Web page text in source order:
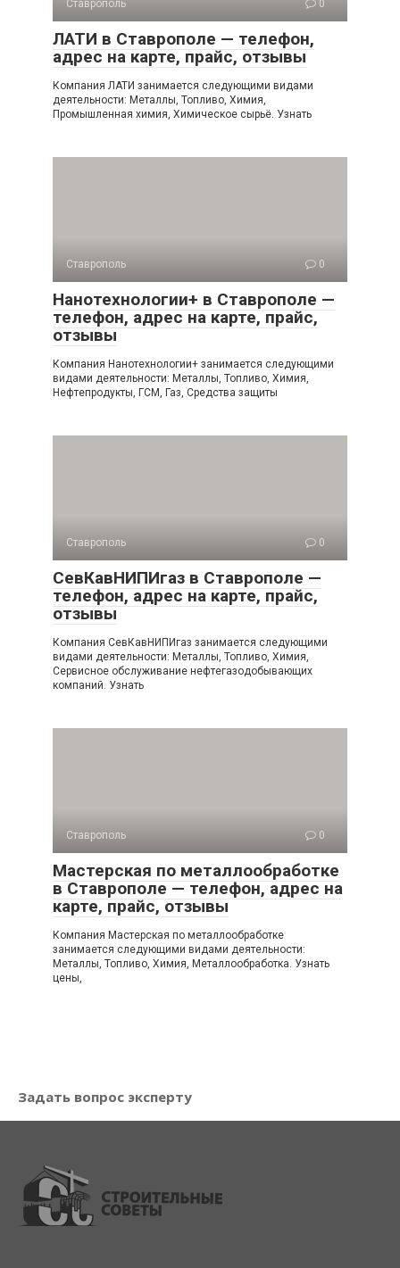
Ставрополь 0
ЛАТИ в Ставрополе — телефон,
адрес на карте, прайс, отзывы
Компания ЛАТИ занимается следующими видами
деятельности: Металлы, Топливо, Химия,
Промышленная химия, Химическое сырьё. Узнать
Ставрополь 0
Нанотехнологии+ в Ставрополе —
телефон, адрес на карте, прайс,
отзывы
Компания Нанотехнологии+ занимается следующими
видами деятельности: Металлы, Топливо, Химия,
Нефтепродукты, ГСМ, Газ, Средства защиты
Ставрополь 0
СевКавНИПИгаз в Ставрополе —
телефон, адрес на карте, прайс,
отзывы
Компания СевКавНИПИгаз занимается следующими
видами деятельности: Металлы, Топливо, Химия,
Сервисное обслуживание нефтегазодобывающих
компаний. Узнать
Ставрополь 0
Мастерская по металлообработке
в Ставрополе — телефон, адрес на
карте, прайс, отзывы
Компания Мастерская по металлообработке
занимается следующими видами деятельности:
Металлы, Топливо, Химия, Металлообработка. Узнать
цены,
Задать вопрос эксперту